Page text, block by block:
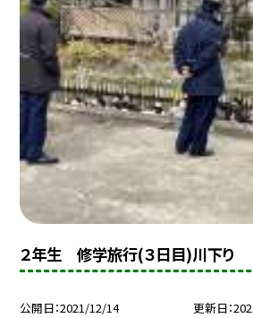
２年生 修学旅行(３日目)川下り
公開日 2021/12/14 更新日